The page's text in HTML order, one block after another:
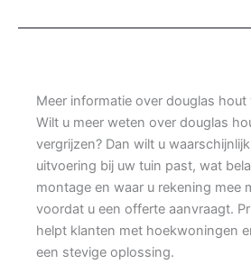
Meer informatie over douglas hout
Wilt u meer weten over douglas
vergrijzen? Dan wilt u
uitvoering bij uw tuin past, wat
montage en waar u rekening mee
voordat u een offerte aanvraagt.
helpt klanten met hoekwoningen
een stevige oplossing.